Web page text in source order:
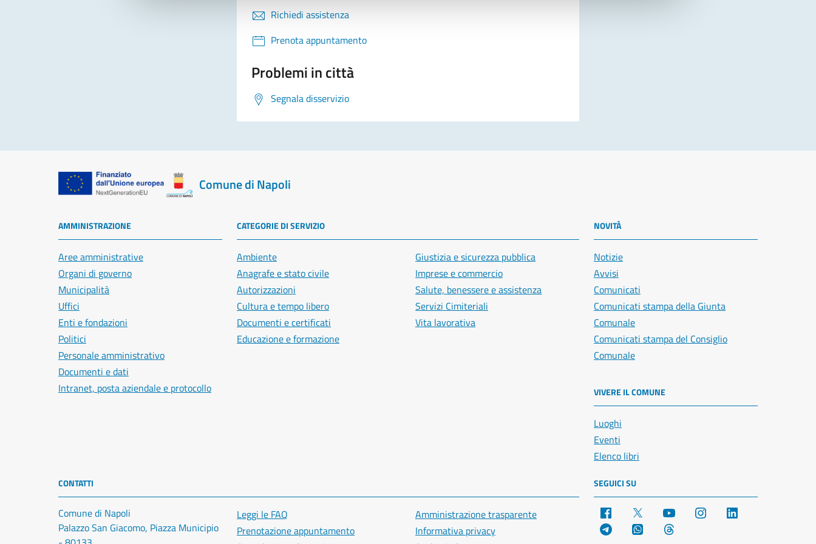
Richiedi assistenza
Prenota appuntamento
Problemi in città
Segnala disservizio
Comune di Napoli
AMMINISTRAZIONE
Aree amministrative
Organi di governo
Municipalità
Uffici
Enti e fondazioni
Politici
Personale amministrativo
Documenti e dati
Intranet, posta aziendale e protocollo
CATEGORIE DI SERVIZIO
Ambiente
Anagrafe e stato civile
Autorizzazioni
Cultura e tempo libero
Documenti e certificati
Educazione e formazione
Giustizia e sicurezza pubblica
Imprese e commercio
Salute, benessere e assistenza
Servizi Cimiteriali
Vita lavorativa
NOVITÀ
Notizie
Avvisi
Comunicati
Comunicati stampa della Giunta
Comunale
Comunicati stampa del Consiglio
Comunale
VIVERE IL COMUNE
Luoghi
Eventi
Elenco libri
CONTATTI
Comune di Napoli
Palazzo San Giacomo, Piazza Municipio
Leggi le FAQ
Prenotazione appuntamento
Amministrazione trasparente
Informativa privacy
SEGUICI SU
Facebook YouTube Instagram
Telegram WhatsApp